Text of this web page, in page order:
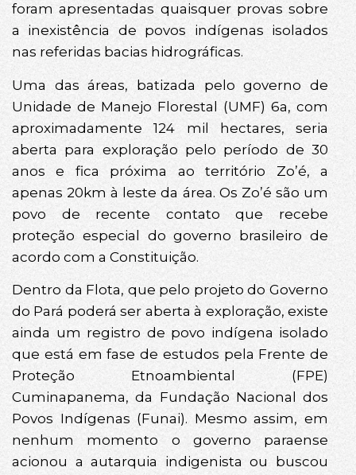
foram apresentadas quaisquer provas sobre
a inexistência de povos indígenas isolados
nas referidas bacias hidrográficas.
Uma das áreas, batizada pelo governo de
Unidade de Manejo Florestal (UMF) 6a, com
aproximadamente 124 mil hectares, seria
aberta para exploração pelo período de 30
anos e fica próxima ao território Zo’é, a
apenas 20km à leste da área. Os Zo’é são um
povo de recente contato que recebe
proteção especial do governo brasileiro de
acordo com a Constituição.
Dentro da Flota, que pelo projeto do Governo
do Pará poderá ser aberta à exploração, existe
ainda um registro de povo indígena isolado
que está em fase de estudos pela Frente de
Proteção Etnoambiental (FPE)
Cuminapanema, da Fundação Nacional dos
Povos Indígenas (Funai). Mesmo assim, em
nenhum momento o governo paraense
acionou a autarquia indigenista ou buscou